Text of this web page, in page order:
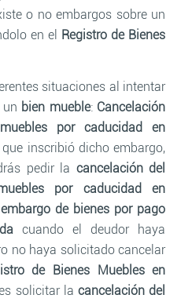
o no embargos sobre un
en el
Registro de Bienes
situaciones al intentar
bien mueble: Cancelación
por caducidad en
inscribió dicho embargo,
pedir la cancelación del
por caducidad en
de bienes por pago
cuando el deudor haya
no haya solicitado cancelar
de Bienes Muebles en
solicitar lacancelación del